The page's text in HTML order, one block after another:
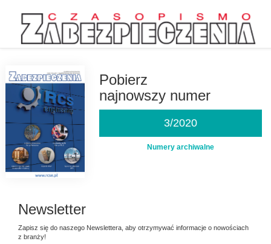
Przejdź
Pobierz
najnowszy numer
3/2020
Numery archiwalne
Newsletter
Zapisz się do naszego Newslettera, aby otrzymywać informacje o nowościach
z branży!